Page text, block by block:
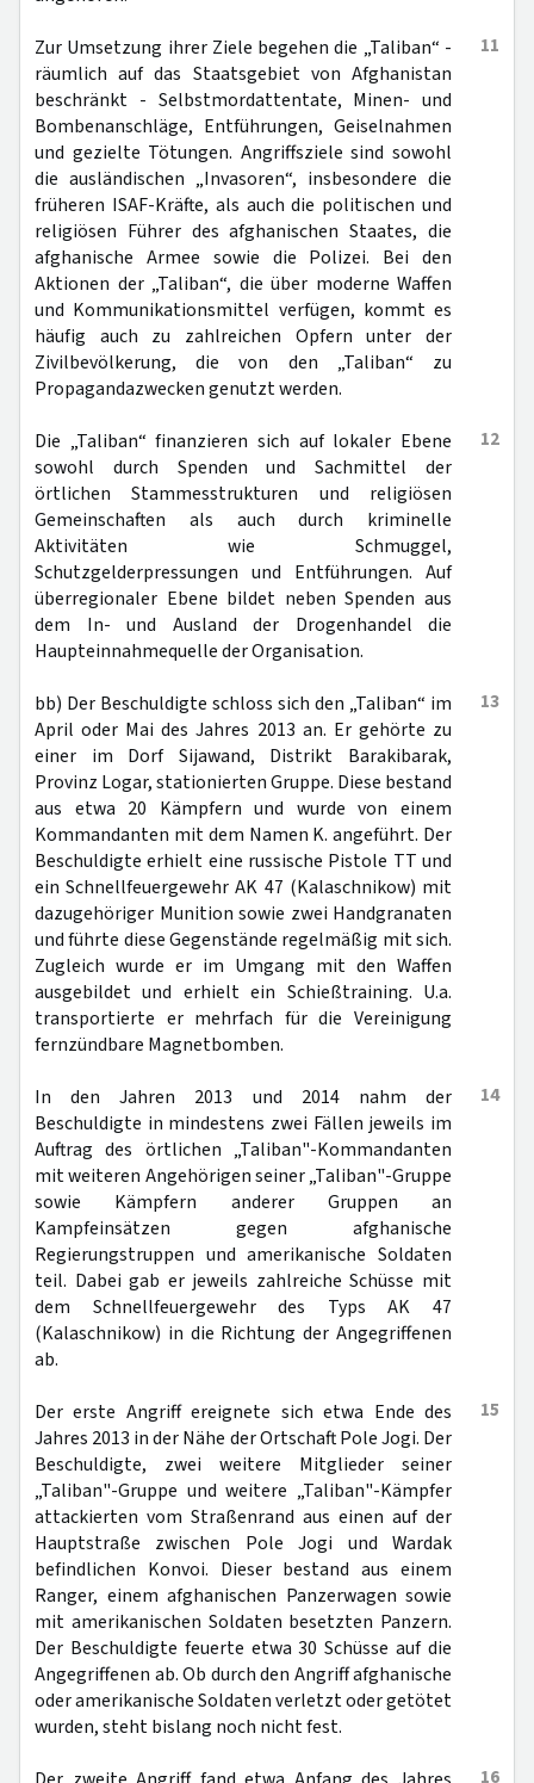
11
Zur Umsetzung ihrer Ziele begehen die „Taliban“ -
räumlich auf das Staatsgebiet von Afghanistan
beschränkt - Selbstmordattentate, Minen- und
Bombenanschläge, Entführungen, Geiselnahmen
und gezielte Tötungen. Angriffsziele sind sowohl
die ausländischen „Invasoren“, insbesondere die
früheren ISAF-Kräfte, als auch die politischen und
religiösen Führer des afghanischen Staates, die
afghanische Armee sowie die Polizei. Bei den
Aktionen der „Taliban“, die über moderne Waffen
und Kommunikationsmittel verfügen, kommt es
häufig auch zu zahlreichen Opfern unter der
Zivilbevölkerung, die von den „Taliban“ zu
Propagandazwecken genutzt werden.
12
Die „Taliban“ finanzieren sich auf lokaler Ebene
sowohl durch Spenden und Sachmittel der
örtlichen Stammesstrukturen und religiösen
Gemeinschaften als auch durch kriminelle
Aktivitäten wie Schmuggel,
Schutzgelderpressungen und Entführungen. Auf
überregionaler Ebene bildet neben Spenden aus
dem In- und Ausland der Drogenhandel die
Haupteinnahmequelle der Organisation.
13
bb) Der Beschuldigte schloss sich den „Taliban“ im
April oder Mai des Jahres 2013 an. Er gehörte zu
einer im Dorf Sijawand, Distrikt Barakibarak,
Provinz Logar, stationierten Gruppe. Diese bestand
aus etwa 20 Kämpfern und wurde von einem
Kommandanten mit dem Namen K. angeführt. Der
Beschuldigte erhielt eine russische Pistole TT und
ein Schnellfeuergewehr AK 47 (Kalaschnikow) mit
dazugehöriger Munition sowie zwei Handgranaten
und führte diese Gegenstände regelmäßig mit sich.
Zugleich wurde er im Umgang mit den Waffen
ausgebildet und erhielt ein Schießtraining. U.a.
transportierte er mehrfach für die Vereinigung
fernzündbare Magnetbomben.
14
In den Jahren 2013 und 2014 nahm der
Beschuldigte in mindestens zwei Fällen jeweils im
Auftrag des örtlichen „Taliban"-Kommandanten
mit weiteren Angehörigen seiner „Taliban"-Gruppe
sowie Kämpfern anderer Gruppen an
Kampfeinsätzen gegen afghanische
Regierungstruppen und amerikanische Soldaten
teil. Dabei gab er jeweils zahlreiche Schüsse mit
dem Schnellfeuergewehr des Typs AK 47
(Kalaschnikow) in die Richtung der Angegriffenen
ab.
15
Der erste Angriff ereignete sich etwa Ende des
Jahres 2013 in der Nähe der Ortschaft Pole Jogi. Der
Beschuldigte, zwei weitere Mitglieder seiner
„Taliban"-Gruppe und weitere „Taliban"-Kämpfer
attackierten vom Straßenrand aus einen auf der
Hauptstraße zwischen Pole Jogi und Wardak
befindlichen Konvoi. Dieser bestand aus einem
Ranger, einem afghanischen Panzerwagen sowie
mit amerikanischen Soldaten besetzten Panzern.
Der Beschuldigte feuerte etwa 30 Schüsse auf die
Angegriffenen ab. Ob durch den Angriff afghanische
oder amerikanische Soldaten verletzt oder getötet
wurden, steht bislang noch nicht fest.
16